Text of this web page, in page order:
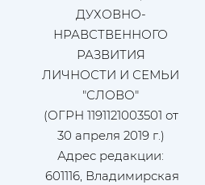
ДУХОВНО-
НРАВСТВЕННОГО
РАЗВИТИЯ
ЛИЧНОСТИ И СЕМЬИ
"СЛОВО"
(ОГРН 1191121003501 от
30 апреля 2019 г.)
Адрес редакции:
601116, Владимирская